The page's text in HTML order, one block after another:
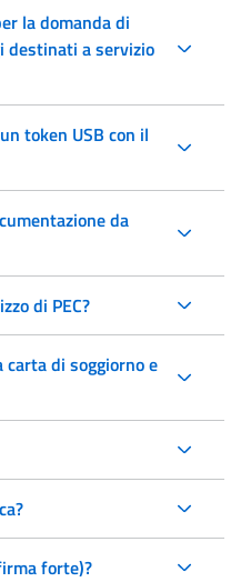
la domanda di
destinati a servizio
token USB con il
da
di PEC?
di soggiorno e
forte)?